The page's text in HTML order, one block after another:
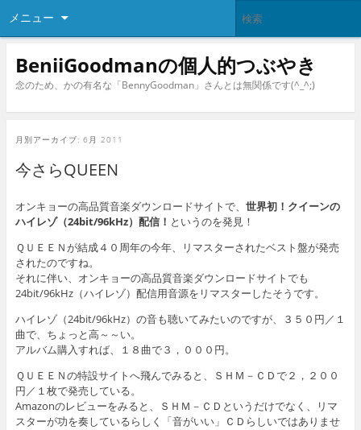
メニュー
BeniiGoodmanの個人的つぶやき
念のため、かの有名な「BennyGoodman」さんとは無関係です(^_^;)
月別アーカイブ: 6月 2011
今さらQUEEN
オンキョーの高品質音楽ダウンロードサイトで、 世界初！クイーンの
ハイレゾ（24bit/96kHz）配信！ というのを発見！
ＱＵＥＥＮが結成４０周年の今年、リマスターされたベスト盤が発売
されたのですね。
それに伴い、オンキョーの高品質音楽ダウンロードサイトでも
24bit/96kHz（ハイレゾ）配信用音源をリマスターしたそうです。
ハイレゾ（24bit/96kHz）の音も聴いてみたいのですが、３５０円／１
曲で、ちょっと高～～い。
アルバム購入すれば、１８曲で３，０００円。
ＱＵＥＥＮの特設サイトへ飛んでみると、ＳＨＭ－ＣＤで２，２００
円／１枚で発売している。
Amazonのレビューをみると、ＳＨＭ－ＣＤというだけでなく、リマ
スターが功を奏しているらしく「音がいい」ＣＤらしいではありませ